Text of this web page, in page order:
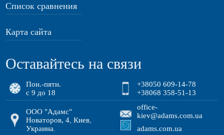
Список сравнения
Карта сайта
Оставайтесь на связи
Пон.-пятн.
с 9 до 18
+38050 609-14-78
+38068 358-51-13
ООО "Адамс"
Новаторов, 4 ,Киев
Украина
office-
kiev@adams.com.ua
adams.com.ua